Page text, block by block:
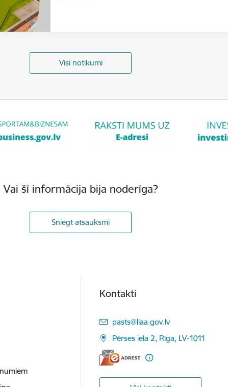
Visi notikumi
Vai šī informācija bija noderīga?
Sniegt atsauksmi
Kontakti
E-pasts:
pasts@liaa.gov.lv
Pērses iela 2, Rīga, LV-1011